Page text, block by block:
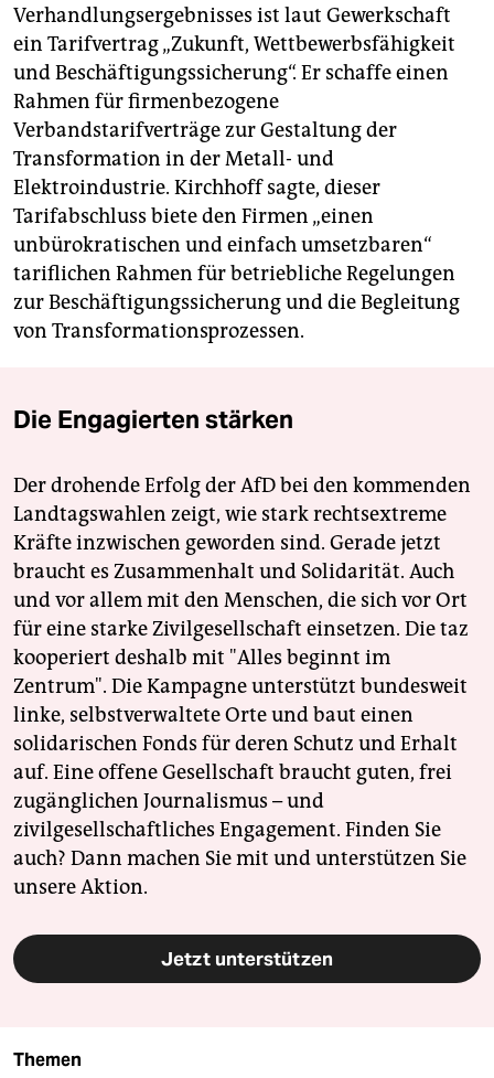
Verhandlungsergebnisses ist laut Gewerkschaft
ein Tarifvertrag „Zukunft, Wettbewerbsfähigkeit
und Beschäftigungssicherung“. Er schaffe einen
Rahmen für firmenbezogene
Verbandstarifverträge zur Gestaltung der
Transformation in der Metall- und
Elektroindustrie. Kirchhoff sagte, dieser
Tarifabschluss biete den Firmen „einen
unbürokratischen und einfach umsetzbaren“
tariflichen Rahmen für betriebliche Regelungen
zur Beschäftigungssicherung und die Begleitung
von Transformationsprozessen.
Die Engagierten stärken
Der drohende Erfolg der AfD bei den kommenden
Landtagswahlen zeigt, wie stark rechtsextreme
Kräfte inzwischen geworden sind. Gerade jetzt
braucht es Zusammenhalt und Solidarität. Auch
und vor allem mit den Menschen, die sich vor Ort
für eine starke Zivilgesellschaft einsetzen. Die taz
kooperiert deshalb mit "Alles beginnt im
Zentrum". Die Kampagne unterstützt bundesweit
linke, selbstverwaltete Orte und baut einen
solidarischen Fonds für deren Schutz und Erhalt
auf. Eine offene Gesellschaft braucht guten, frei
zugänglichen Journalismus – und
zivilgesellschaftliches Engagement. Finden Sie
auch? Dann machen Sie mit und unterstützen Sie
unsere Aktion.
Jetzt unterstützen
Themen